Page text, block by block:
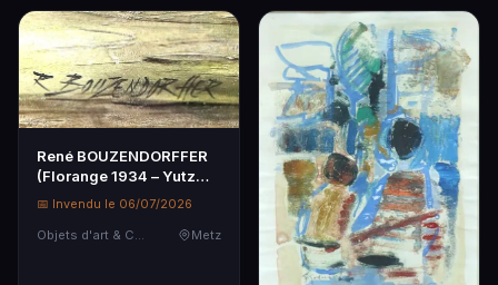
René BOUZENDORFFER
(Florange 1934 – Yutz
2024) est un artist…
📅 Invendu le 06/07/2026
Objets d'art & Curiosités
Metz